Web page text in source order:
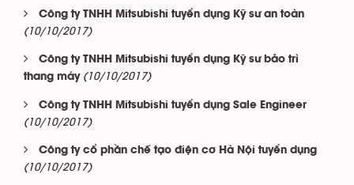
Công ty TNHH Mitsubishi tuyển dụng Kỹ sư an toàn
(10/10/2017)
Công ty TNHH Mitsubishi tuyển dụng Kỹ sư bảo trì
thang máy (10/10/2017)
Công ty TNHH Mitsubishi tuyển dụng Sale Engineer
(10/10/2017)
Công ty cổ phần chế tạo điện cơ Hà Nội tuyển dụng
(10/10/2017)